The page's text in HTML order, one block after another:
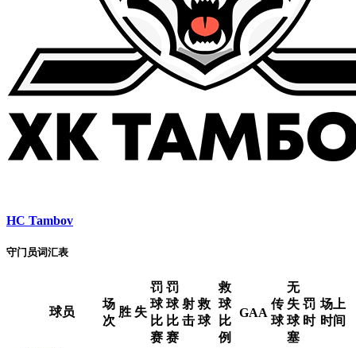
HC Tambov
守门员词汇表
球员
场
次
胜 失
罚
球
比
赛
罚
球
比
赛
射
击
救
球
救
球
比
例
GAA
传
球
无
失
球
塞
罚
时
场上
时间